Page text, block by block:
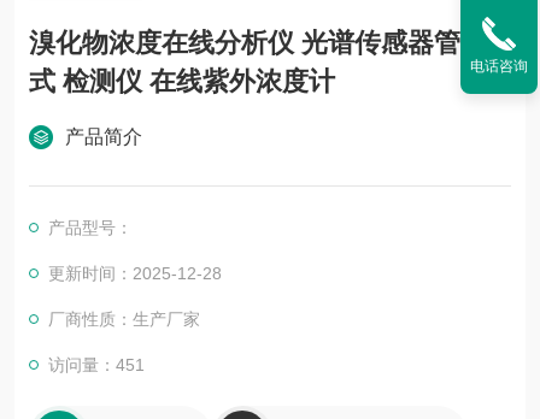
溴化物浓度在线分析仪 光谱传感器管道
式 检测仪 在线紫外浓度计
产品简介
产品型号：
更新时间：2025-12-28
厂商性质：生产厂家
访问量：451
电话咨询